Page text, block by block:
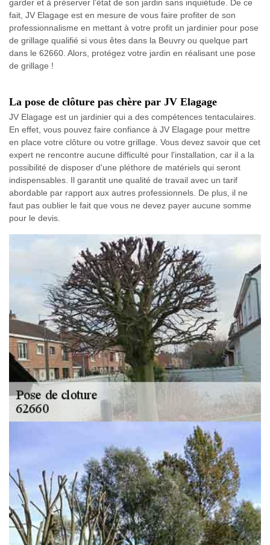
garder et à préserver l’état de son jardin sans inquiétude. De ce
fait, JV Elagage est en mesure de vous faire profiter de son
professionnalisme en mettant à votre profit un jardinier pour pose
de grillage qualifié si vous êtes dans la Beuvry ou quelque part
dans le 62660. Alors, protégez votre jardin en réalisant une pose
de grillage !
La pose de clôture pas chère par JV Elagage
JV Elagage est un jardinier qui a des compétences tentaculaires.
En effet, vous pouvez faire confiance à JV Elagage pour mettre
en place votre clôture ou votre grillage. Vous devez savoir que cet
expert ne rencontre aucune difficulté pour l'installation, car il a la
possibilité de disposer d'une pléthore de matériels qui seront
indispensables. Il garantit une qualité de travail avec un tarif
abordable par rapport aux autres professionnels. De plus, il ne
faut pas oublier le fait que vous ne devez payer aucune somme
pour le devis.